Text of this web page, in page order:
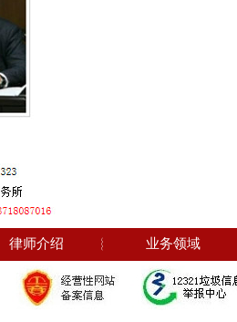
律师介绍 ︴ 业务领域